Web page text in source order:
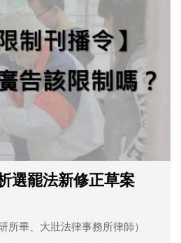
選罷法新修正草案
所畢、大壯法律事務所律師）